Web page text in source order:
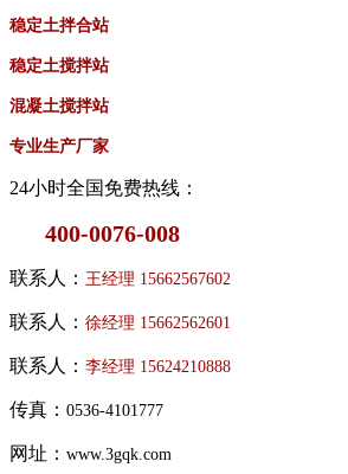
稳定土拌合站
稳定土搅拌站
混凝土搅拌站
专业生产厂家
24小时全国免费热线：
400-0076-008
联系人： 王经理 15662567602
联系人： 徐经理 15662562601
联系人： 李经理 15624210888
传真： 0536-4101777
网址： www.3gqk.com